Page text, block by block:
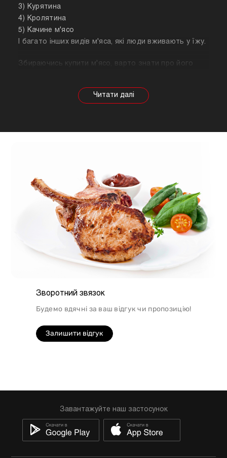
3) Курятина
4) Кролятина
5) Качине м'ясо
І багато інших видів м'яса, які люди вживають у їжу.
Збираючись купити м'ясо, варто знати про його
залежності від тварини властивості продукту
будуть змінюватися, так само як рекомендації
підійде для людей, які сидять на дієті.
Зворотний звязок
Будемо вдячні за ваш відгук чи пропозицію!
Залишити відгук
Завантажуйте наш застосунок